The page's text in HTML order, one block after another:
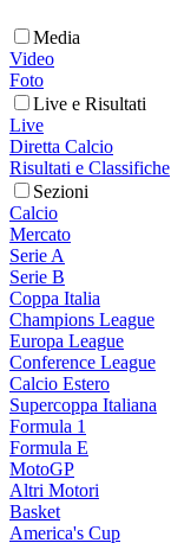
Media
Video
Foto
Live e Risultati
Live
Diretta Calcio
Risultati e Classifiche
Sezioni
Calcio
Mercato
Serie A
Serie B
Coppa Italia
Champions League
Europa League
Conference League
Calcio Estero
Supercoppa Italiana
Formula 1
Formula E
MotoGP
Altri Motori
Basket
America's Cup